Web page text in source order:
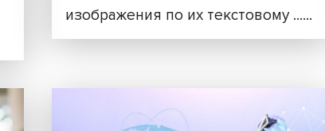
результаты и......